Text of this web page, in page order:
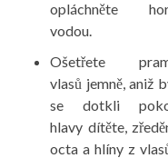
opláchněte
vodou.
Ošetřete
vlasů jemně, aniž
se dotkli
hlavy dítěte,
octa a hlíny z